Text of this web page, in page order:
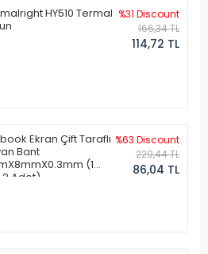
HY510 Termal %31 Discount
166,34 TL
114,72 TL
Ekran Çift Taraflı
Bant
(1
Adet)
%63 Discount
229,44 TL
86,04 TL